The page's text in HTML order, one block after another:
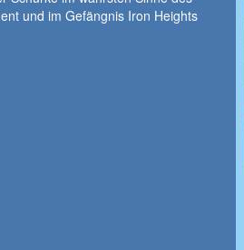
und im Gefängnis Iron Heights